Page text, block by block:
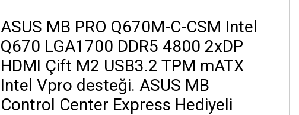
ASUS MB PRO Q670M-C-CSM Intel
Q670 LGA1700 DDR5 4800 2xDP
HDMI Çift M2 USB3.2 TPM mATX
Intel Vpro desteği. ASUS MB
Control Center Express Hediyeli